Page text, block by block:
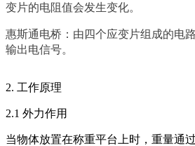
变片的电阻值会发生变化。
惠斯通电桥：由四个应变片组成的电
输出电信号。
2. 工作原理
2.1 外力作用
当物体放置在称重平台上时，重量通